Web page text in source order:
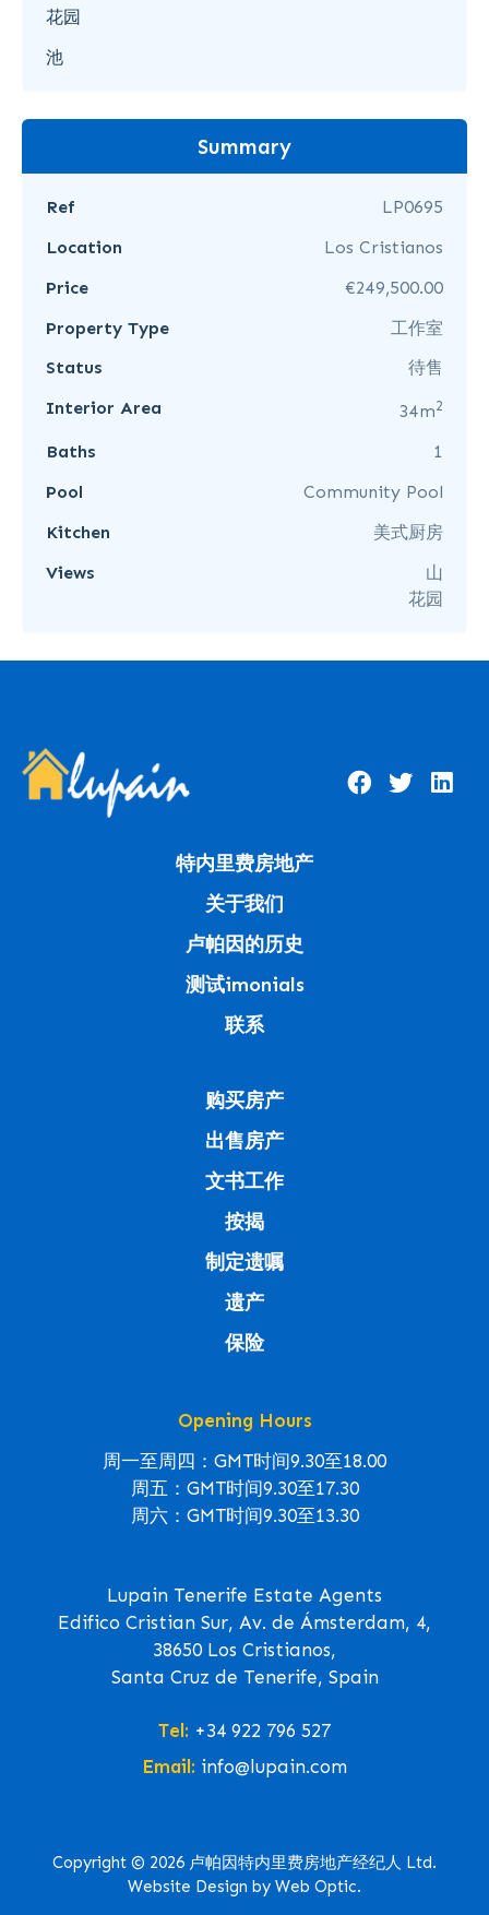
花园
池
Summary
Ref
LP0695
Location
Los Cristianos
Price
€249,500.00
Property Type
工作室
Status
待售
Interior Area
34m2
Baths
1
Pool
Community Pool
Kitchen
美式厨房
Views
山
花园
特内里费房地产
关于我们
卢帕因的历史
测试imonials
联系
购买房产
出售房产
文书工作
按揭
制定遗嘱
遗产
保险
Opening Hours
周一至周四：GMT时间9.30至18.00
周五：GMT时间9.30至17.30
周六：GMT时间9.30至13.30
Lupain Tenerife Estate Agents
Edifico Cristian Sur, Av. de Ámsterdam, 4,
38650 Los Cristianos,
Santa Cruz de Tenerife, Spain
Tel: +34 922 796 527
Email: info@lupain.com
Copyright © 2026 卢帕因特内里费房地产经纪人 Ltd.
Website Design by Web Optic.